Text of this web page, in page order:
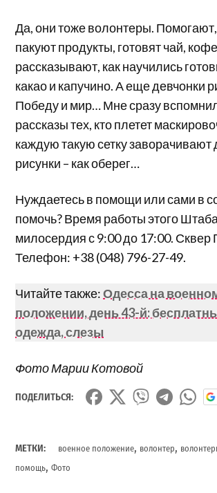
Да, они тоже волонтеры. Помогают,
пакуют продукты, готовят чай,
рассказывают, как научились
какао и капучино. А еще девчонки
Победу и мир… Мне сразу
рассказы тех, кто плетет
каждую такую сетку заворачивают
рисунки – как оберег…
Нуждаетесь в помощи или сами в
помочь? Время работы этого
милосердия с 9:00 до 17:00. Сквер
Телефон: +38 (048) 796-27-49.
Читайте также:Одесса на
положении, день 43-й:
одежда, слезы
Фото Марии Котовой
ПОДЕЛИТЬСЯ:
МЕТКИ: военное положение, волонтер,
помощь,Фото